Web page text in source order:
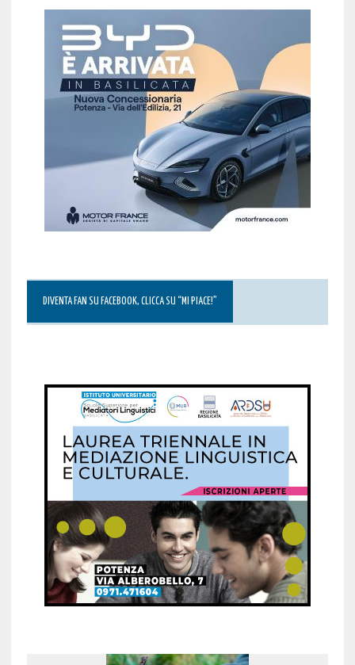
DIVENTA FAN SU FACEBOOK, CLICCA SU “MI PIACE!”